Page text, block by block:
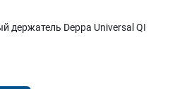
держатель Deppa Universal QI